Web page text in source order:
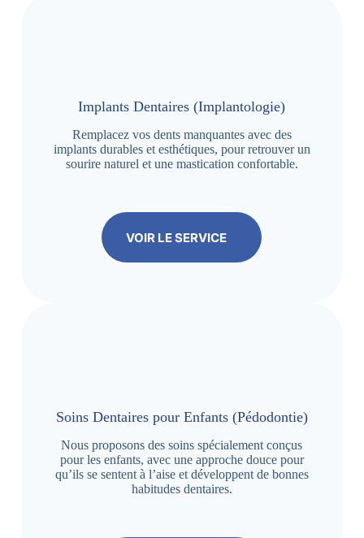
Implants Dentaires (Implantologie)
Remplacez vos dents manquantes avec des
implants durables et esthétiques, pour retrouver un
sourire naturel et une mastication confortable.
VOIR LE SERVICE
Soins Dentaires pour Enfants (Pédodontie)
Nous proposons des soins spécialement conçus
pour les enfants, avec une approche douce pour
qu’ils se sentent à l’aise et développent de bonnes
habitudes dentaires.